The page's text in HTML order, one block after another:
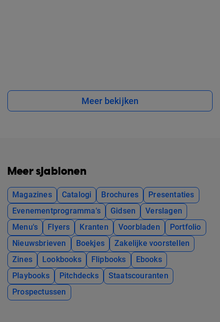
Meer bekijken
Meer sjablonen
Magazines Catalogi Brochures
Presentaties
Evenementprogramma's
Gidsen
Verslagen
Menu's
Flyers Kranten Voorbladen
Portfolio
Nieuwsbrieven
Boekjes
Zakelijke voorstellen
Zines
Lookbooks Flipbooks
Ebooks
Playbooks
Pitchdecks
Staatscouranten
Prospectussen